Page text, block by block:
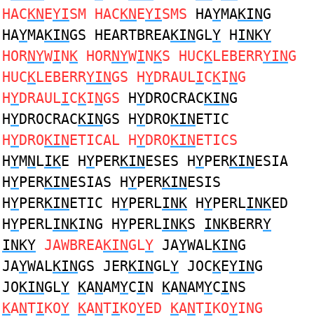
HACKNEYISM HACKNEYISMS HAYMAKING
HAYMAKINGS HEARTBREAKINGLY HINKY
HORNYWINK HORNYWINKS HUCKLEBERRYING
HUCKLEBERRYINGS HYDRAULICKING
HYDRAULICKINGS HYDROCRACKING
HYDROCRACKINGS HYDROKINETIC
HYDROKINETICAL HYDROKINETICS
HYMNLIKE HYPERKINESES HYPERKINESIA
HYPERKINESIAS HYPERKINESIS
HYPERKINETIC HYPERLINK HYPERLINKED
HYPERLINKING HYPERLINKS INKBERRY
INKY JAWBREAKINGLY JAYWALKING
JAYWALKINGS JERKINGLY JOCKEYING
JOKINGLY KANAMYCIN KANAMYCINS
KANTIKOY KANTIKOYED KANTIKOYING